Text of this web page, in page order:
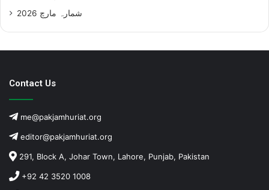
شمارہ مارچ 2026
Contact Us
me@pakjamhuriat.org
editor@pakjamhuriat.org
291, Block A, Johar Town, Lahore, Punjab, Pakistan
+92 42 3520 1008